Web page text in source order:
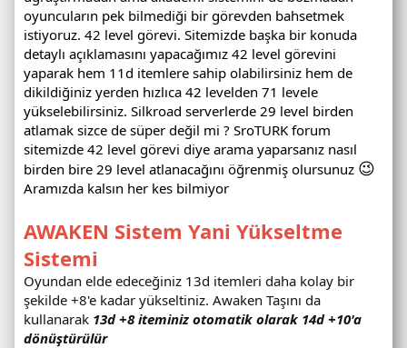
oyuncuların pek bilmediği bir görevden bahsetmek
istiyoruz. 42 level görevi. Sitemizde başka bir konuda
detaylı açıklamasını yapacağımız 42 level görevini
yaparak hem 11d itemlere sahip olabilirsiniz hem de
dikildiğiniz yerden hızlıca 42 levelden 71 levele
yükselebilirsiniz. Silkroad serverlerde 29 level birden
atlamak sizce de süper değil mi ? SroTURK forum
sitemizde 42 level görevi diye arama yaparsanız nasıl
birden bire 29 level atlanacağını öğrenmiş olursunuz 😉
Aramızda kalsın her kes bilmiyor
AWAKEN Sistem Yani Yükseltme
Sistemi
Oyundan elde edeceğiniz 13d itemleri daha kolay bir
şekilde +8'e kadar yükseltiniz. Awaken Taşını da
kullanarak 13d +8 iteminiz otomatik olarak 14d +10'a
dönüştürülür